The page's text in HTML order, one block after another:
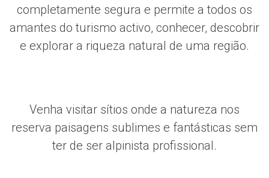
completamente segura e permite a todos os
amantes do turismo activo, conhecer, descobrir
e explorar a riqueza natural de uma região.
Venha visitar sítios onde a natureza nos
reserva paisagens sublimes e fantásticas sem
ter de ser alpinista profissional.